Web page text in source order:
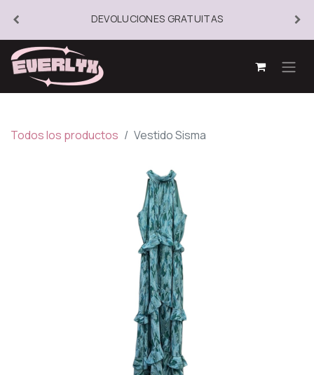
DEVOLUCIONES GRATUITAS
Todos los productos Vestido Sisma